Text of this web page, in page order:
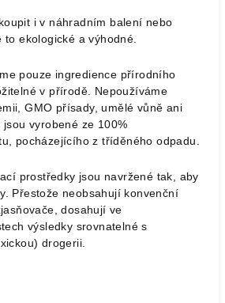
i v náhradním balení nebo
ekologické a výhodné.
pouze ingredience přírodního
v přírodě. Nepoužíváme
GMO přísady, umělé vůně ani
vyrobené ze 100%
pocházejícího z tříděného odpadu.
prostředky jsou navržené tak, aby
Přestože neobsahují konvenční
dosahují ve
výsledky srovnatelné s
drogerii.